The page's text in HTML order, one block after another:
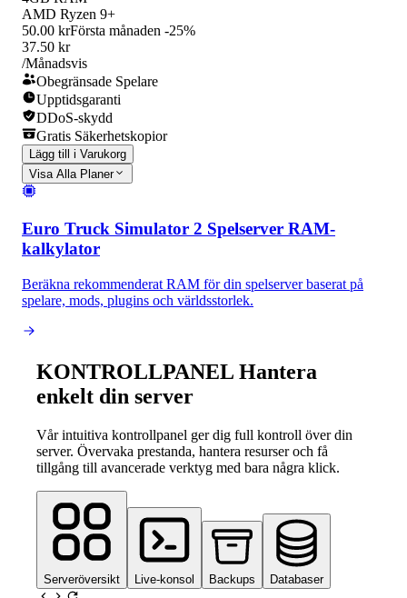
AMD Ryzen 9+
50.00 krFörsta månaden -25%
37.50 kr
/Månadsvis
Obegränsade Spelare
Upptidsgaranti
DDoS-skydd
Gratis Säkerhetskopior
Lägg till i Varukorg
Visa Alla Planer
Euro Truck Simulator 2 Spelserver RAM-
kalkylator
Beräkna rekommenderat RAM för din spelserver baserat på
spelare, mods, plugins och världsstorlek.
KONTROLLPANEL Hantera
enkelt din server
Vår intuitiva kontrollpanel ger dig full kontroll över din
server. Övervaka prestanda, hantera resurser och få
tillgång till avancerade verktyg med bara några klick.
Serveröversikt Live-konsol Backups Databaser